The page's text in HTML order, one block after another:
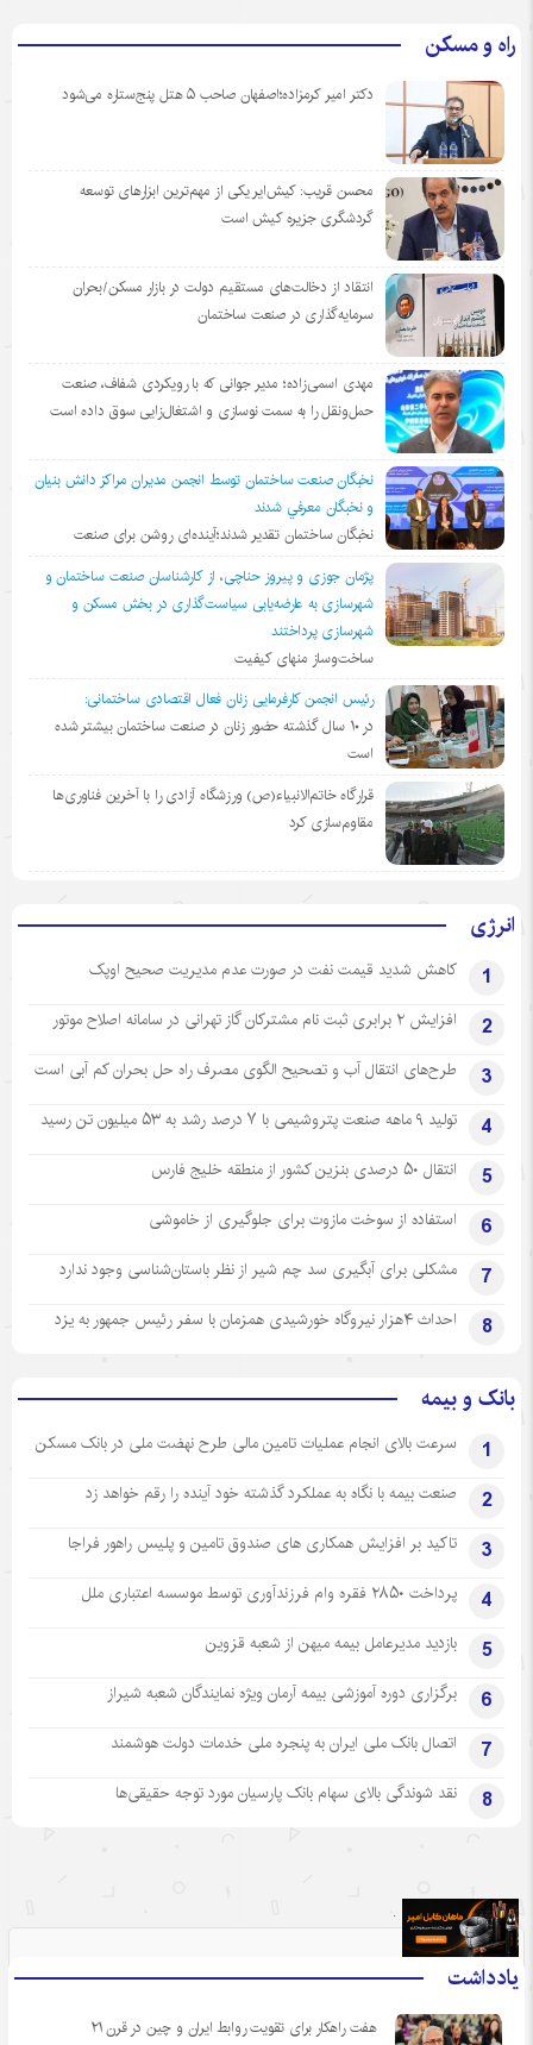
راه و مسکن
دکتر امیر کرمزاده؛اصفهان صاحب ۵ هتل پنج‌ستاره می‌شود
محسن قریب: کیش‌ایر یکی از مهم‌ترین ابزارهای توسعه
گردشگری جزیره کیش است
انتقاد از دخالت‌های مستقیم دولت در بازار مسکن/بحران
سرمایه‌گذاری در صنعت ساختمان
مهدی اسمی‌زاده؛ مدیر جوانی که با رویکردی شفاف، صنعت
حمل‌ونقل را به سمت نوسازی و اشتغال‌زایی سوق داده است
نخبگان صنعت ساختمان توسط انجمن مديران مراكز دانش بنيان
و نخبگان معرفي شدند
نخبگان ساختمان تقدیر شدند؛آینده‌ای روشن برای صنعت
پژمان جوزی و پیروز حناچی، از کارشناسان صنعت ساختمان و
شهرسازی به عارضه‌یابی سیاست‌گذاری در بخش مسکن و
شهرسازی پرداختند
ساخت‌وساز منهای کیفیت
رئیس انجمن کارفرمایی زنان فعال اقتصادی ساختمانی:
در ١٠ سال گذشته حضور زنان در صنعت ساختمان بیشتر شده
است
قرارگاه خاتم‌الانبیاء(ص) ورزشگاه آزادی را با آخرین فناوری‌ها
مقاوم‌سازی کرد
انرژی
1 کاهش شدید قیمت نفت در صورت عدم مدیریت صحیح اوپک
2 افزایش ۲ برابری ثبت نام مشترکان گاز تهرانی‌ در سامانه اصلاح موتور
3 طرح‌های انتقال آب و تصحیح الگوی مصرف راه حل بحران کم آبی است
4 تولید ۹ ماهه صنعت پتروشیمی با ۷ درصد رشد به ۵۳ میلیون تن رسید
5 انتقال ۵۰ درصدی بنزین کشور از منطقه خلیج فارس
6 استفاده از سوخت مازوت برای جلوگیری از خاموشی
7 مشکلی برای آبگیری سد چم شیر از نظر باستان‌شناسی وجود ندارد
8 احداث ۴هزار نیروگاه خورشیدی همزمان با سفر رئیس جمهور به یزد
بانک و بیمه
1 سرعت بالای انجام عملیات تامین مالی طرح نهضت ملی در بانک مسکن
2 صنعت بیمه با نگاه به عملکرد گذشته خود آینده را رقم خواهد زد
3 تاکید بر افزایش همکاری های صندوق تامین و پلیس راهور فراجا
4 پرداخت ۲۸۵۰ فقره وام فرزندآوری توسط موسسه اعتباری ملل
5 بازدید مدیرعامل بیمه میهن از شعبه قزوین
6 برگزاری دوره آموزشی بیمه آرمان ویژه نمایندگان شعبه شیراز
7 اتصال بانک ملی ایران به پنجره ملی خدمات دولت هوشمند
8 نقد شوندگی بالای سهام بانک پارسیان مورد توجه حقیقی‌ها
یادداشت
هفت راهکار برای تقویت روابط ایران و چین در قرن ۲۱
.